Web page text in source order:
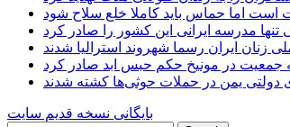
اما حماس باید کاملا خلع سلاح شود
مدرسه ایرانی این کشور را صادر کرد
زنان ایران رسما شهروند استرالیا شدند
جمعیت در مونیخ حکم حبس ابد صادر کرد
بایگانی نسخه قدیم سایت